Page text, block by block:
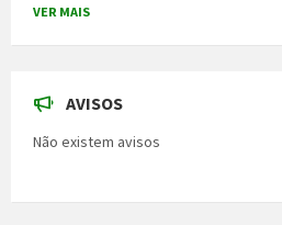
VER MAIS
AVISOS
Não existem avisos